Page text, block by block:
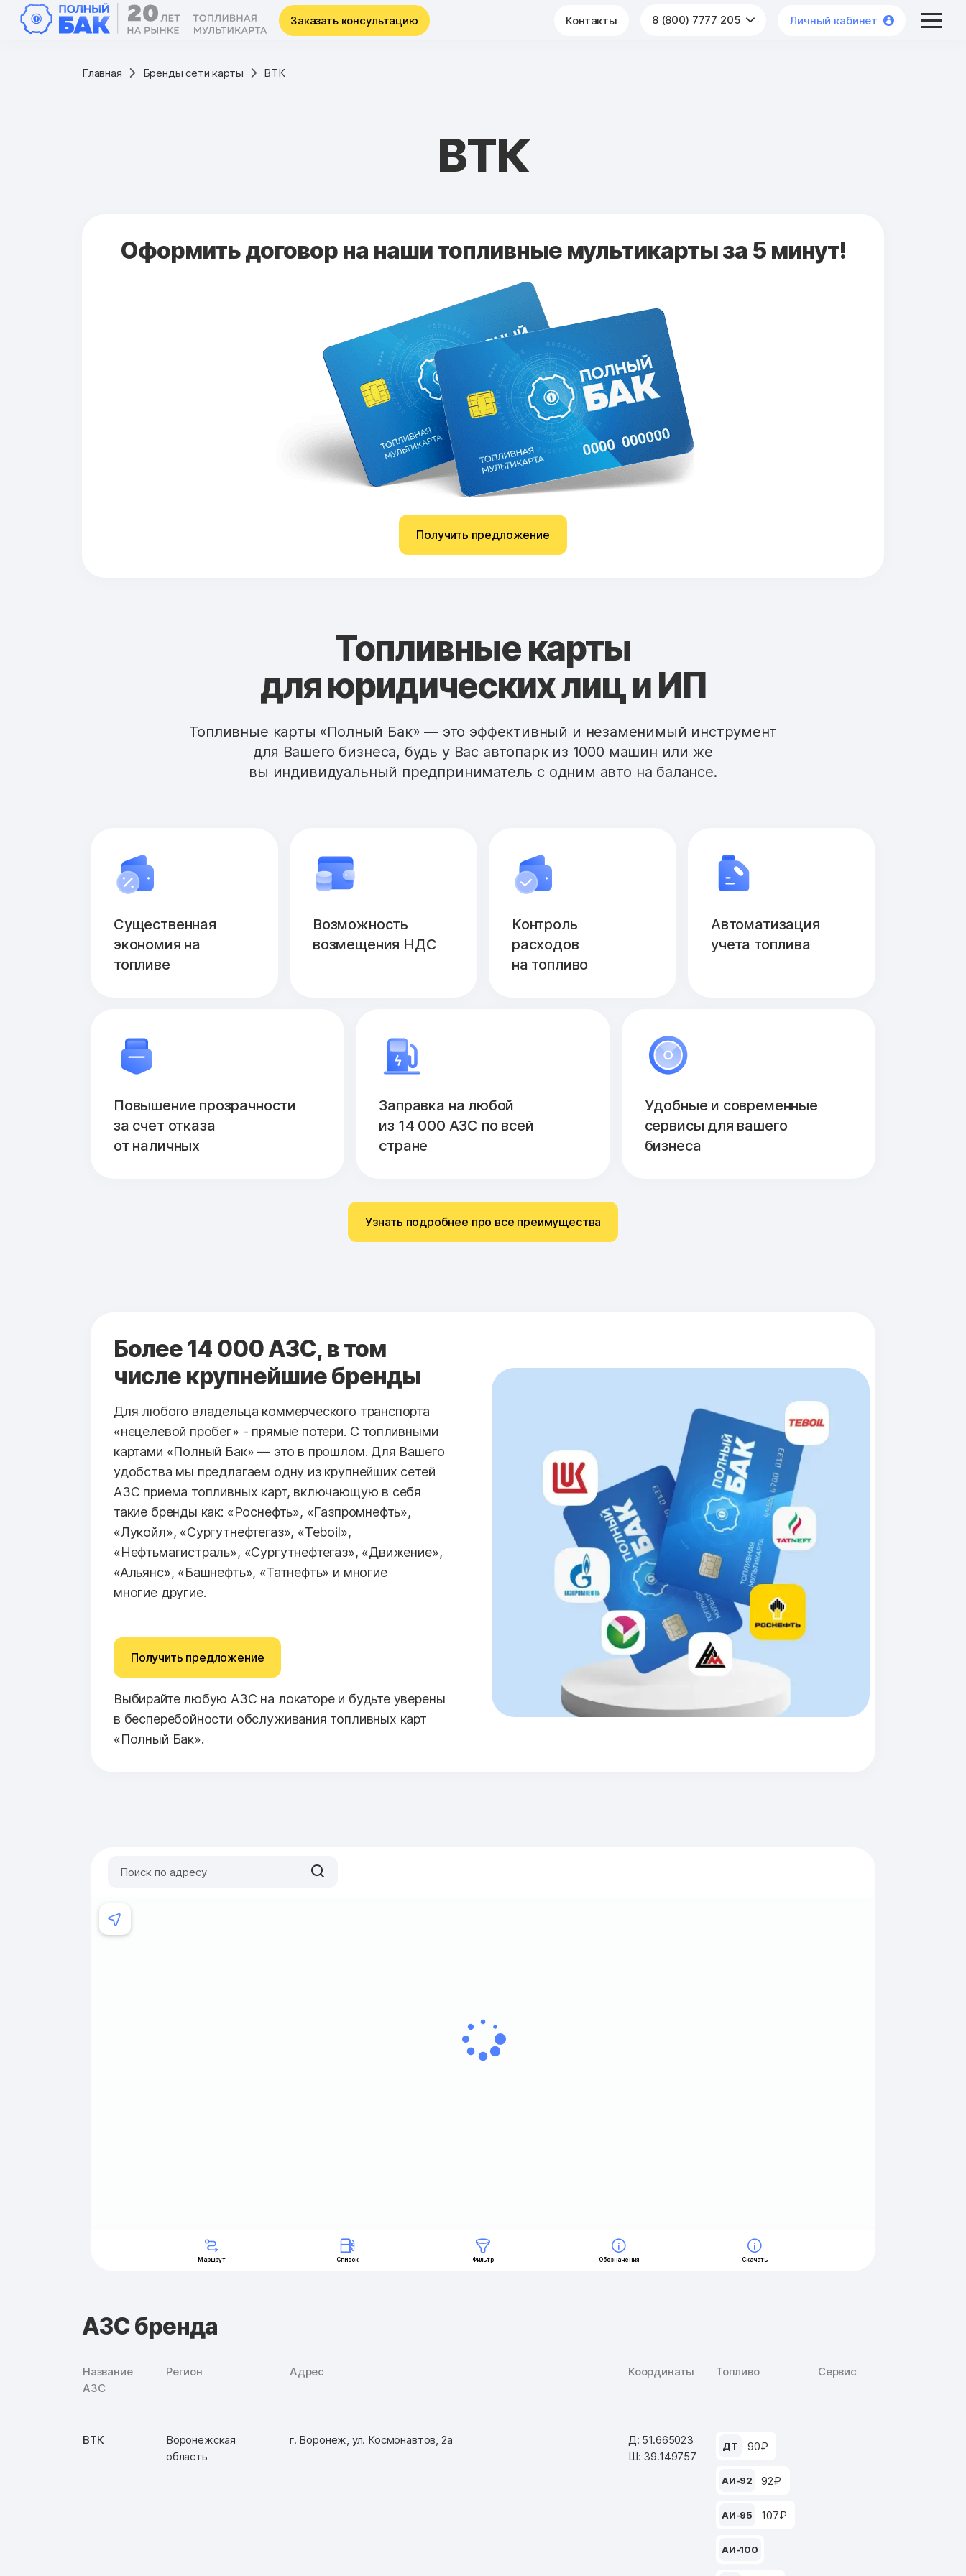
Заказать консультацию Контакты 8 (800) 7777 205 Личный кабинет
Главная Бренды сети карты ВТК
ВТК
Оформить договор на наши топливные мультикарты за 5 минут!
Получить предложение
Топливные карты
для юридических лиц и ИП
Топливные карты «Полный Бак» — это эффективный и незаменимый инструмент
для Вашего бизнеса, будь у Вас автопарк из 1000 машин или же
вы индивидуальный предприниматель с одним авто на балансе.
Существенная
экономия на
топливе
Возможность
возмещения НДС
Контроль
расходов
на топливо
Автоматизация
учета топлива
Повышение прозрачности
за счет отказа
от наличных
Заправка на любой
из 14 000 АЗС по всей
стране
Удобные и современные
сервисы для вашего
бизнеса
Узнать подробнее про все преимущества
Более 14 000 АЗС, в том
числе крупнейшие бренды
Для любого владельца коммерческого транспорта
«нецелевой пробег» - прямые потери. С топливными
картами «Полный Бак» — это в прошлом. Для Вашего
удобства мы предлагаем одну из крупнейших сетей
АЗС приема топливных карт, включающую в себя
такие бренды как: «Роснефть», «Газпромнефть»,
«Лукойл», «Сургутнефтегаз», «Teboil»,
«Нефтьмагистраль», «Сургутнефтегаз», «Движение»,
«Альянс», «Башнефть», «Татнефть» и многие
многие другие.
Получить предложение
Выбирайте любую АЗС на локаторе и будьте уверены
в бесперебойности обслуживания топливных карт
«Полный Бак».
АЗС бренда
Название
АЗС
Регион Адрес Координаты Топливо Сервис
ВТК
Воронежская
область
г. Воронеж, ул. Космонавтов, 2а
Д: 51.665023
Ш: 39.149757
ДТ 90₽
АИ-92 92₽
АИ-95 107₽
АИ-100